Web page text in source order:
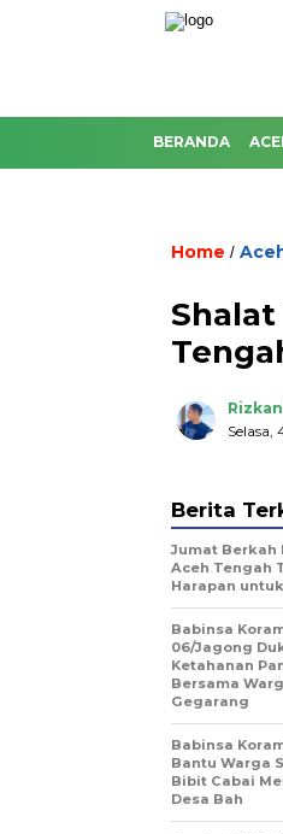
BERANDA
Home /
Shalat
Selasa,
Berita
Jumat Berkah
Aceh Tengah
Harapan
‎Babinsa
06/Jagong
Ketahanan
Bersama
Gegarang
‎Babinsa
Bantu Warga
Bibit Cabai
Desa Bah